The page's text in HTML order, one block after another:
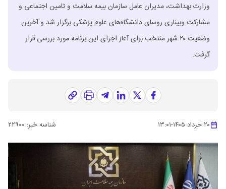
وزارت بهداشت، مدیران عامل سازمان بیمه سلامت و تامین اجتماعی و
مشارکت وبیناری روسای دانشگاه‌های علوم پزشکی برگزار شد و آخرین
وضعیت ۲۰ شهر منتخب برای آغاز اجرای این برنامه مورد بررسی قرار
گرفت.
۲۰ خرداد ۱۴۰۵ -۱۳:۰۱ شناسه خبر: ۲۲۹۰۰